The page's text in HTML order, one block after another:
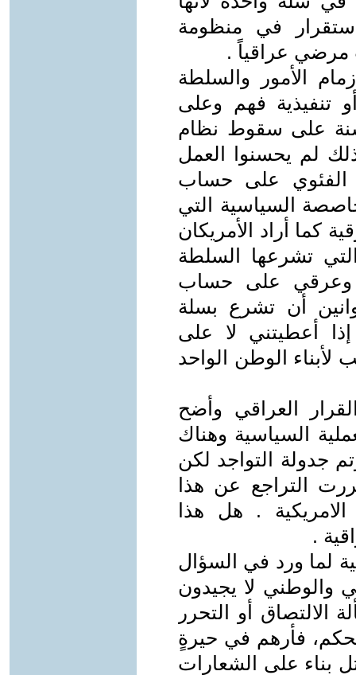
في منظومة
مرضي عراقياً .
الأمور والسلطة
تنفيذية فهم وعلى
على سقوط نظام
لم يحسنوا العمل
الفئوي على حساب
السياسية التي
كما أراد الأمريكان
تشرعها السلطة
وعرقي على حساب
أن تشرع بسلة
أعطيتني لا على
الوطن الواحد
العراقي وأضح
رعت العملية السياسية وهناك
جدولة التواجد لكن
التراجع عن هذا
الامريكية . هل هذا
.
لما ورد في السؤال
والوطني لا يجيدون
أو التحرر
فأرهم في حيرةٍ
بناء على الشعارات